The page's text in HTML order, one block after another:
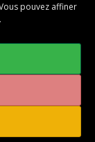
pouvez affiner